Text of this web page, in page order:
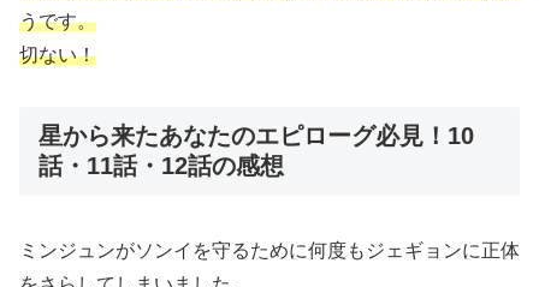
うです。
切ない！
星から来たあなたのエピローグ必見！10
話・11話・12話の感想
ミンジュンがソンイを守るために何度もジェギョンに正体